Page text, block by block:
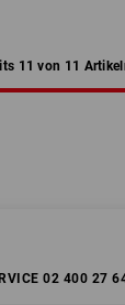
11 von 11
02 400 27